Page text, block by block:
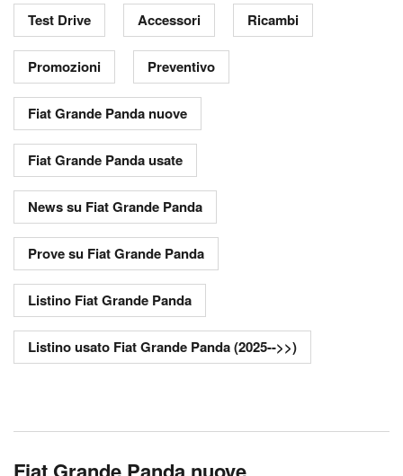
Test Drive Accessori Ricambi
Promozioni Preventivo
Fiat Grande Panda nuove
Fiat Grande Panda usate
News su Fiat Grande Panda
Prove su Fiat Grande Panda
Listino Fiat Grande Panda
Listino usato Fiat Grande Panda (2025-->>)